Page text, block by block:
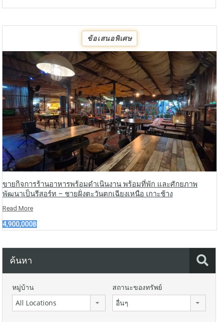
ข้อเสนอพิเศษ
ขายกิจการร้านอาหารพร้อมดำเนินงาน พร้อมที่พัก และศักยภาพ
พัฒนาเป็นรีสอร์ท – ชายฝั่งตะวันตกเฉียงเหนือ เกาะช้าง
Read More
4,900,000฿
ค้นหา
หมู่บ้าน
All Locations
สถานะของทรัพย์
อื่นๆ